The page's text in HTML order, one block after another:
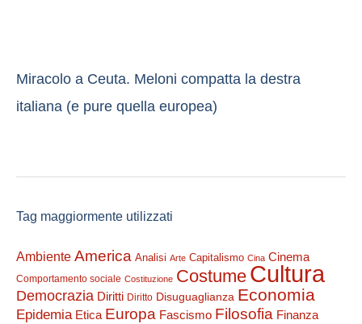
Miracolo a Ceuta. Meloni compatta la destra
italiana (e pure quella europea)
Tag maggiormente utilizzati
Ambiente America Analisi Arte Capitalismo Cina Cinema
Comportamento sociale Costituzione Costume Cultura
Democrazia Diritti Diritto Disuguaglianza Economia
Epidemia Etica Europa Fascismo Filosofia Finanza